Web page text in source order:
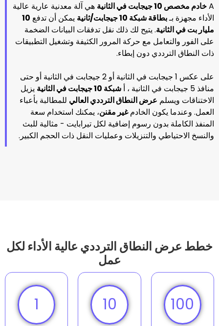
هي آلة معدنية عارية عالية
شبكة 10 جيجابت/ثانية
يمكن أن تدفع10
. يتيح لك ذلك نقل تدفقات البيانات الضخمة
مع حركة المرور الكثيفة وتشغيل التطبيقات
دون إبطاء.
على عكس 1 جيجابت في الثانية أو 2 جيجابت في الثانية أو حتى
شبكة 10 جيجابت في الثانية
يزيل
عرض النطاق الترددي العاليللمطالبة بأعباء
الخادمغير مقنن ، يمكنك استخدام سعة
رسوم إضافية لكل تيرابايت - مثالية للبث
والتنزيلات وعمليات النقل ذات الحجم الكبير.
الترددي عالية الأداء لكل
10
1